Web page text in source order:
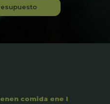
comida ene l